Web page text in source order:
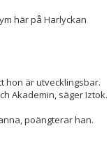
här på Harlyckan
hon är utvecklingsbar.
Akademin, säger Iztok.
poängterar han.